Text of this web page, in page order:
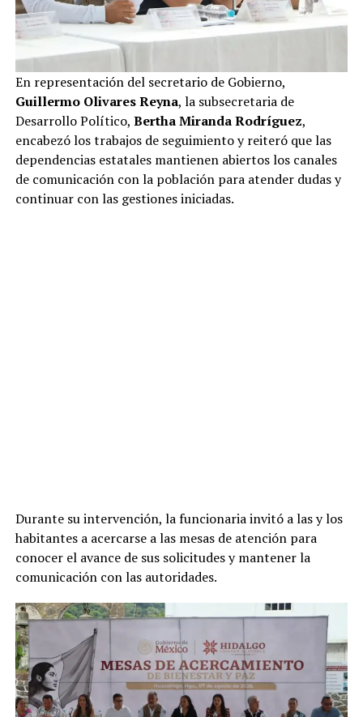
En representación del secretario de Gobierno,
Guillermo Olivares Reyna, la subsecretaria de
Desarrollo Político, Bertha Miranda Rodríguez,
encabezó los trabajos de seguimiento y reiteró que las
dependencias estatales mantienen abiertos los canales
de comunicación con la población para atender dudas y
continuar con las gestiones iniciadas.
Durante su intervención, la funcionaria invitó a las y los
habitantes a acercarse a las mesas de atención para
conocer el avance de sus solicitudes y mantener la
comunicación con las autoridades.